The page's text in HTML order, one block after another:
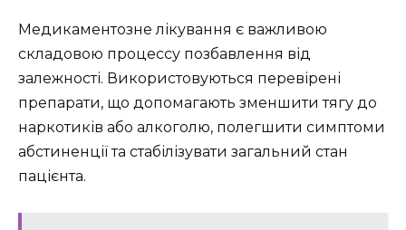
Медикаментозне лікування є важливою
складовою процессу позбавлення від
залежності. Використовуються перевірені
препарати, що допомагають зменшити тягу до
наркотиків або алкоголю, полегшити симптоми
абстиненції та стабілізувати загальний стан
пацієнта.